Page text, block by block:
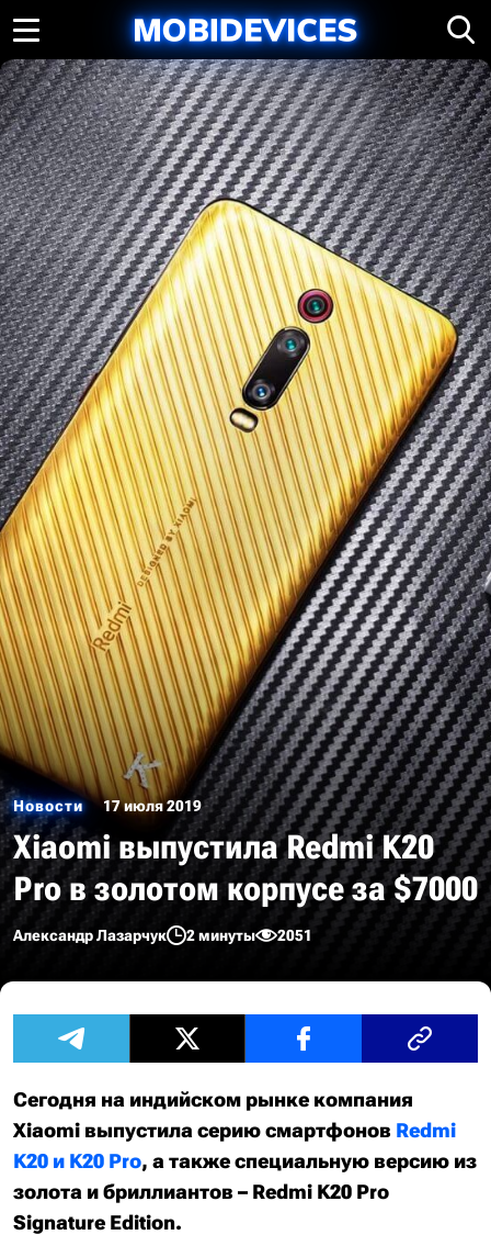
Новости 17 июля 2019
Xiaomi выпустила Redmi K20
Pro в золотом корпусе за $7000
Александр Лазарчук 2 минуты 2051
Сегодня на индийском рынке компания
Xiaomi выпустила серию смартфонов Redmi
K20 и K20 Pro, а также специальную версию из
золота и бриллиантов – Redmi K20 Pro
Signature Edition.